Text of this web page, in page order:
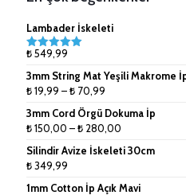
Doğal Rafya
Jüt İpler
Küpe ve Toka Aparatları
Ponpon Makinesi
Lambader İskeleti
5 üzerinden
aldı
₺549,99
3mm String Mat Yeşili Makrome
₺19,99 –₺ 70,99
₺ 19,99
-
₺ 70,99
3mm Cord Örgü Dokuma İp
₺150,00 –₺ 280,00
₺ 150,00
₺ 280,00
Silindir Avize İskeleti 30cm
₺349,99
1mm Cotton İp Açık Mavi